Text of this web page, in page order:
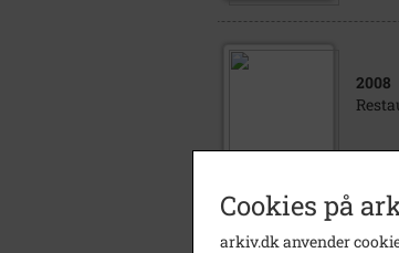
2008
2008
Cookies på
arkiv.dk anvender